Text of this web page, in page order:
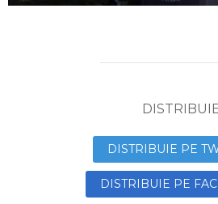
DISTRIBUIE PE
DISTRIBUIE PE